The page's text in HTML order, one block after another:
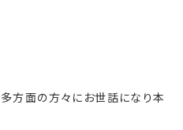
方面の方々にお世話になり本